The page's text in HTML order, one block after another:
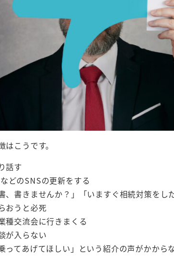
こうです。
話す
どのSNSの更新をする
、書きませんか？」「いますぐ相続対策を
おうと必死
種交流会に行きまくる
が入らない
ってあげてほしい」という紹介の声がかから